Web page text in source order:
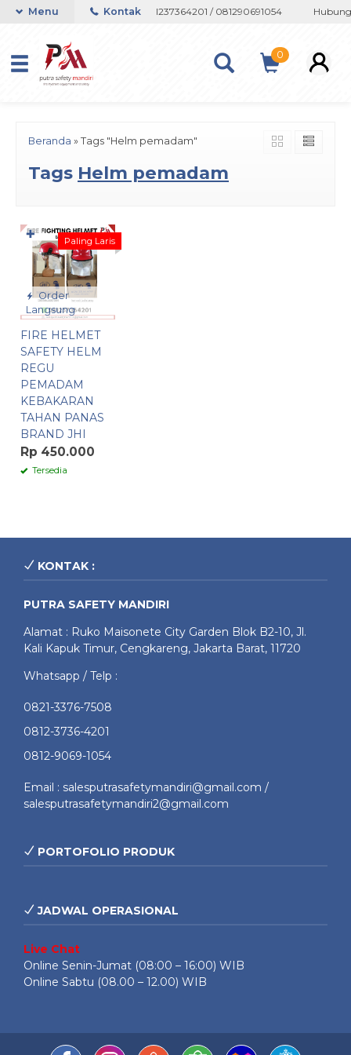
Whatsapp 082133767508 / 081237364201 / 081290691054
Menu Kontak
0
Beranda » Tags "Helm pemadam"
Tags Helm pemadam
Order
Langsung
Paling Laris
FIRE HELMET
SAFETY HELM
REGU
PEMADAM
KEBAKARAN
TAHAN PANAS
BRAND JHI
Rp 450.000
Tersedia
✚
KONTAK :
PUTRA SAFETY MANDIRI
Alamat : Ruko Maisonete City Garden Blok B2-10, Jl.
Kali Kapuk Timur, Cengkareng, Jakarta Barat, 11720
Whatsapp / Telp :
0821-3376-7508
0812-3736-4201
0812-9069-1054
Email : salesputrasafetymandiri@gmail.com /
salesputrasafetymandiri2@gmail.com
PORTOFOLIO PRODUK
JADWAL OPERASIONAL
Live Chat
Online Senin-Jumat (08:00 – 16:00) WIB
Online Sabtu (08.00 – 12.00) WIB